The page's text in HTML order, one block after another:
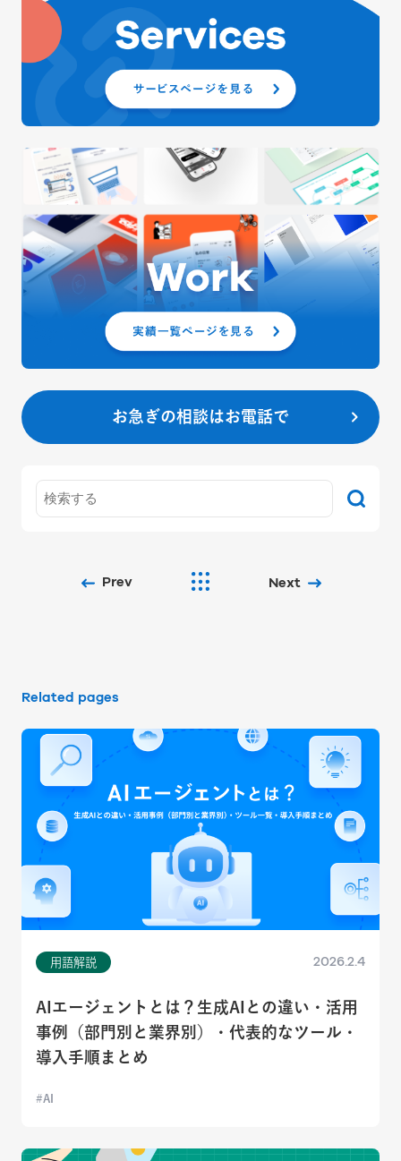
お急ぎの相談はお電話で
Prev Next
Related pages
用語解説 2026.2.4
AIエージェントとは？生成AIとの違い・活用
事例（部門別と業界別）・代表的なツール・
導入手順まとめ
AI